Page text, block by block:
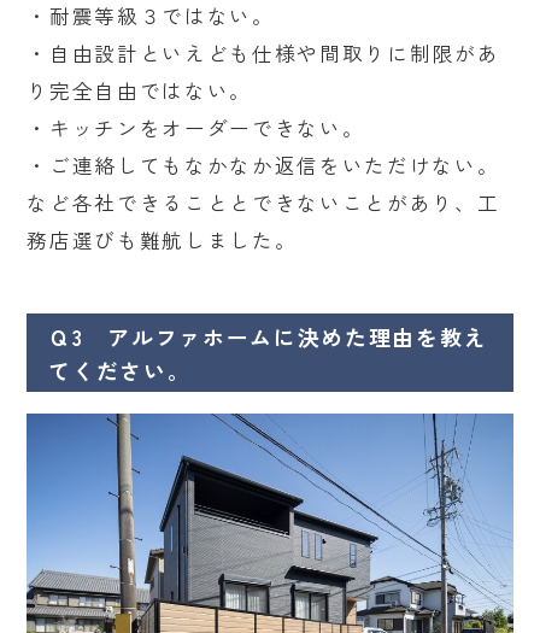
・耐震等級３ではない。
・自由設計といえども仕様や間取りに制限があ
り完全自由ではない。
・キッチンをオーダーできない。
・ご連絡してもなかなか返信をいただけない。
など各社できることとできないことがあり、工
務店選びも難航しました。
Ｑ3 アルファホームに決めた理由を教え
てください。